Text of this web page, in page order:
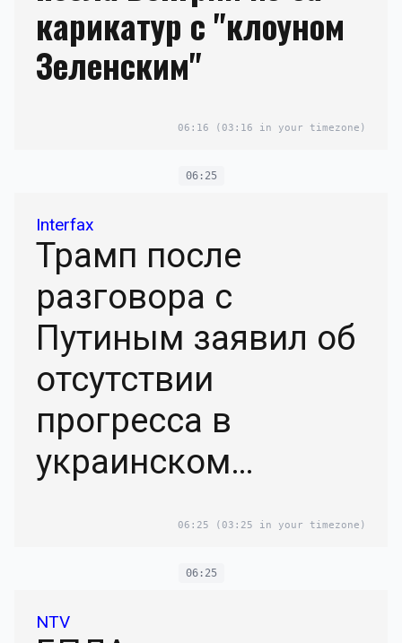
карикатур с "клоуном
Зеленским"
06:16 (03:16 in your timezone)
06:25
Interfax
Трамп после
разговора с
Путиным заявил об
отсутствии
прогресса в
украинском
06:25 (03:25 in your timezone)
06:25
NTV